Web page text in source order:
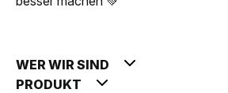
WER WIR SIND
PRODUKT